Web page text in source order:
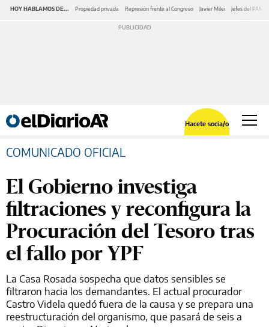
HOY HABLAMOS DE... Propiedad privada Represión frente al Congreso Javier Milei Jefes del PAMI
Hacete socia/o
COMUNICADO OFICIAL
El Gobierno investiga
filtraciones y reconfigura la
Procuración del Tesoro tras
el fallo por YPF
La Casa Rosada sospecha que datos sensibles se
filtraron hacia los demandantes. El actual procurador
Castro Videla quedó fuera de la causa y se prepara una
reestructuración del organismo, que pasará de seis a